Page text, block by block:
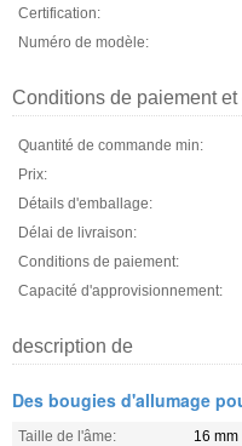
Certification:
Numéro de modèle:
Conditions de paiement
Quantité de commande min:
Prix:
Détails d'emballage:
Délai de livraison:
Conditions de paiement:
Capacité d'approvisionnement:
description de
Des bougies d'allumage
Taille de l'âme:
16 mm